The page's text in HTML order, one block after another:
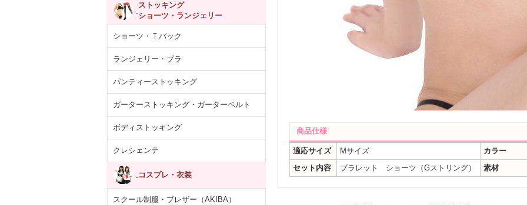
ストッキング
ショーツ・ランジェリー
ショーツ・Ｔバック
ランジェリー・ブラ
パンティーストッキング
ガーターストッキング・ガーターベルト
ボディストッキング
クレシェンテ
コスプレ・衣装
スクール制服・ブレザー（AKIBA）
商品仕様
適応サイズ Mサイズ
カラー
セット内容
ブラレット ショーツ（Gストリング） 素材